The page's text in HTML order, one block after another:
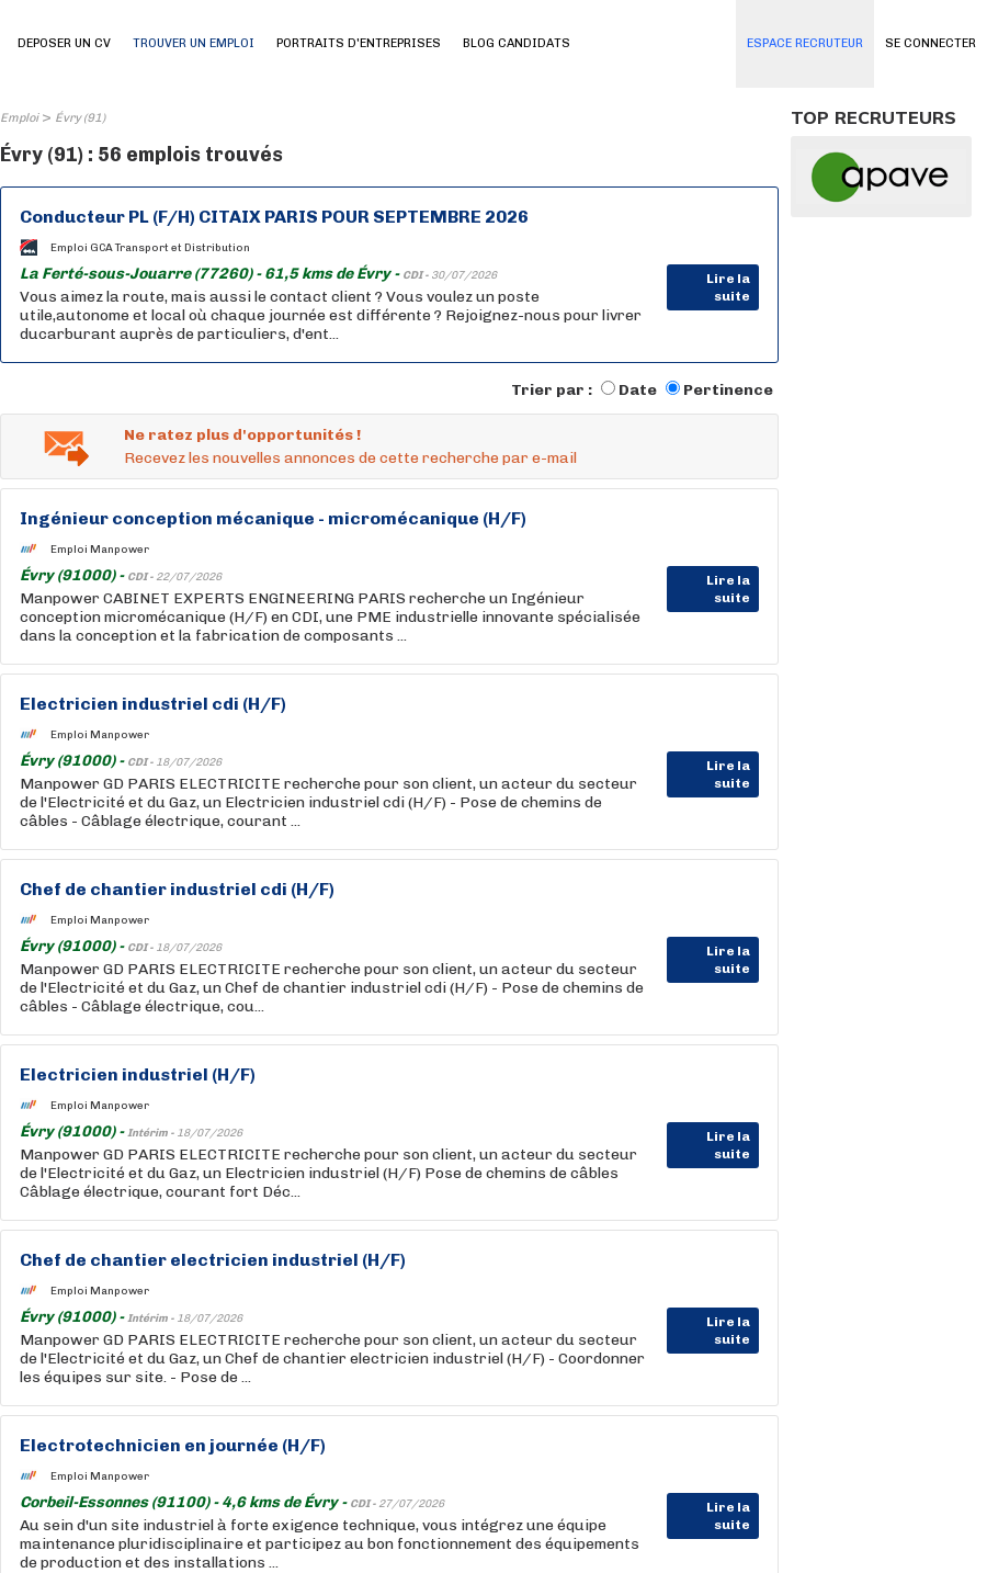
SE CONNECTER
DEPOSER UN CV TROUVER UN EMPLOI PORTRAITS D'ENTREPRISES BLOG CANDIDATS ESPACE RECRUTEUR
Emploi> Évry (91)
Évry (91) : 56 emplois trouvés
Conducteur PL (F/H) CITAIX PARIS POUR SEPTEMBRE 2026
Emploi GCA Transport et Distribution
La Ferté-sous-Jouarre (77260) - 61,5 kms de Évry - CDI - 30/07/2026
Lire la
suite
Vous aimez la route, mais aussi le contact client ? Vous voulez un poste
utile,autonome et local où chaque journée est différente ? Rejoignez-nous pour livrer
ducarburant auprès de particuliers, d'ent...
Trier par : Date Pertinence
Ne ratez plus d'opportunités !
Recevez les nouvelles annonces de cette recherche par e-mail
Ingénieur conception mécanique - micromécanique (H/F)
Emploi Manpower
Évry (91000) - CDI - 22/07/2026
Lire la
suite
Manpower CABINET EXPERTS ENGINEERING PARIS recherche un Ingénieur
conception micromécanique (H/F) en CDI, une PME industrielle innovante spécialisée
dans la conception et la fabrication de composants ...
Electricien industriel cdi (H/F)
Emploi Manpower
Évry (91000) - CDI - 18/07/2026
Lire la
suite
Manpower GD PARIS ELECTRICITE recherche pour son client, un acteur du secteur
de l'Electricité et du Gaz, un Electricien industriel cdi (H/F) - Pose de chemins de
câbles - Câblage électrique, courant ...
Chef de chantier industriel cdi (H/F)
Emploi Manpower
Évry (91000) - CDI - 18/07/2026
Lire la
suite
Manpower GD PARIS ELECTRICITE recherche pour son client, un acteur du secteur
de l'Electricité et du Gaz, un Chef de chantier industriel cdi (H/F) - Pose de chemins de
câbles - Câblage électrique, cou...
Electricien industriel (H/F)
Emploi Manpower
Évry (91000) -Intérim - 18/07/2026
Lire la
suite
Manpower GD PARIS ELECTRICITE recherche pour son client, un acteur du secteur
de l'Electricité et du Gaz, un Electricien industriel (H/F) Pose de chemins de câbles
Câblage électrique, courant fort Déc...
Chef de chantier electricien industriel (H/F)
Emploi Manpower
Évry (91000) -Intérim - 18/07/2026
Lire la
suite
Manpower GD PARIS ELECTRICITE recherche pour son client, un acteur du secteur
de l'Electricité et du Gaz, un Chef de chantier electricien industriel (H/F) - Coordonner
les équipes sur site. - Pose de ...
Electrotechnicien en journée (H/F)
Emploi Manpower
Corbeil-Essonnes (91100) - 4,6 kms de Évry - CDI - 27/07/2026
Lire la
suite
Au sein d'un site industriel à forte exigence technique, vous intégrez une équipe
maintenance pluridisciplinaire et participez au bon fonctionnement des équipements
de production et des installations ...
TOP RECRUTEURS